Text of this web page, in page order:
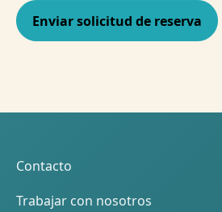
Contacto
Trabajar con nosotros